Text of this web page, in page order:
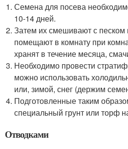
Семена для посева
10-14 дней.
Затем их смешивают с песком
помещают в комнату при
хранят в течение месяца,
Необходимо провести
можно использовать
или, зимой, снег (держим
Подготовленные таким
специальный грунт или торф
Отводками